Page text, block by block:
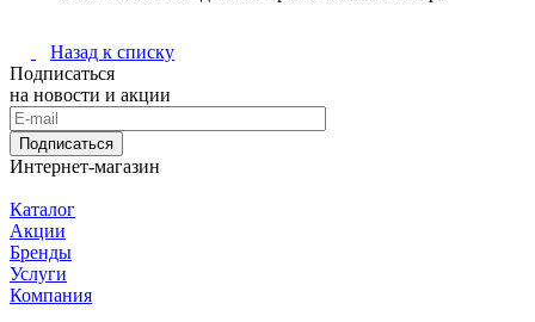
Назад к списку
Подписаться
на новости и акции
Подписаться
Интернет-магазин
Каталог
Акции
Бренды
Услуги
Компания